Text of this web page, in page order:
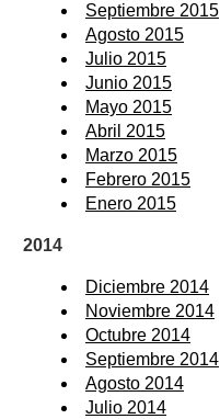
Septiembre 2015
Agosto 2015
Julio 2015
Junio 2015
Mayo 2015
Abril 2015
Marzo 2015
Febrero 2015
Enero 2015
2014
Diciembre 2014
Noviembre 2014
Octubre 2014
Septiembre 2014
Agosto 2014
Julio 2014